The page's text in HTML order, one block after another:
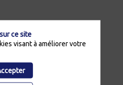
ce site
visant à améliorer votre